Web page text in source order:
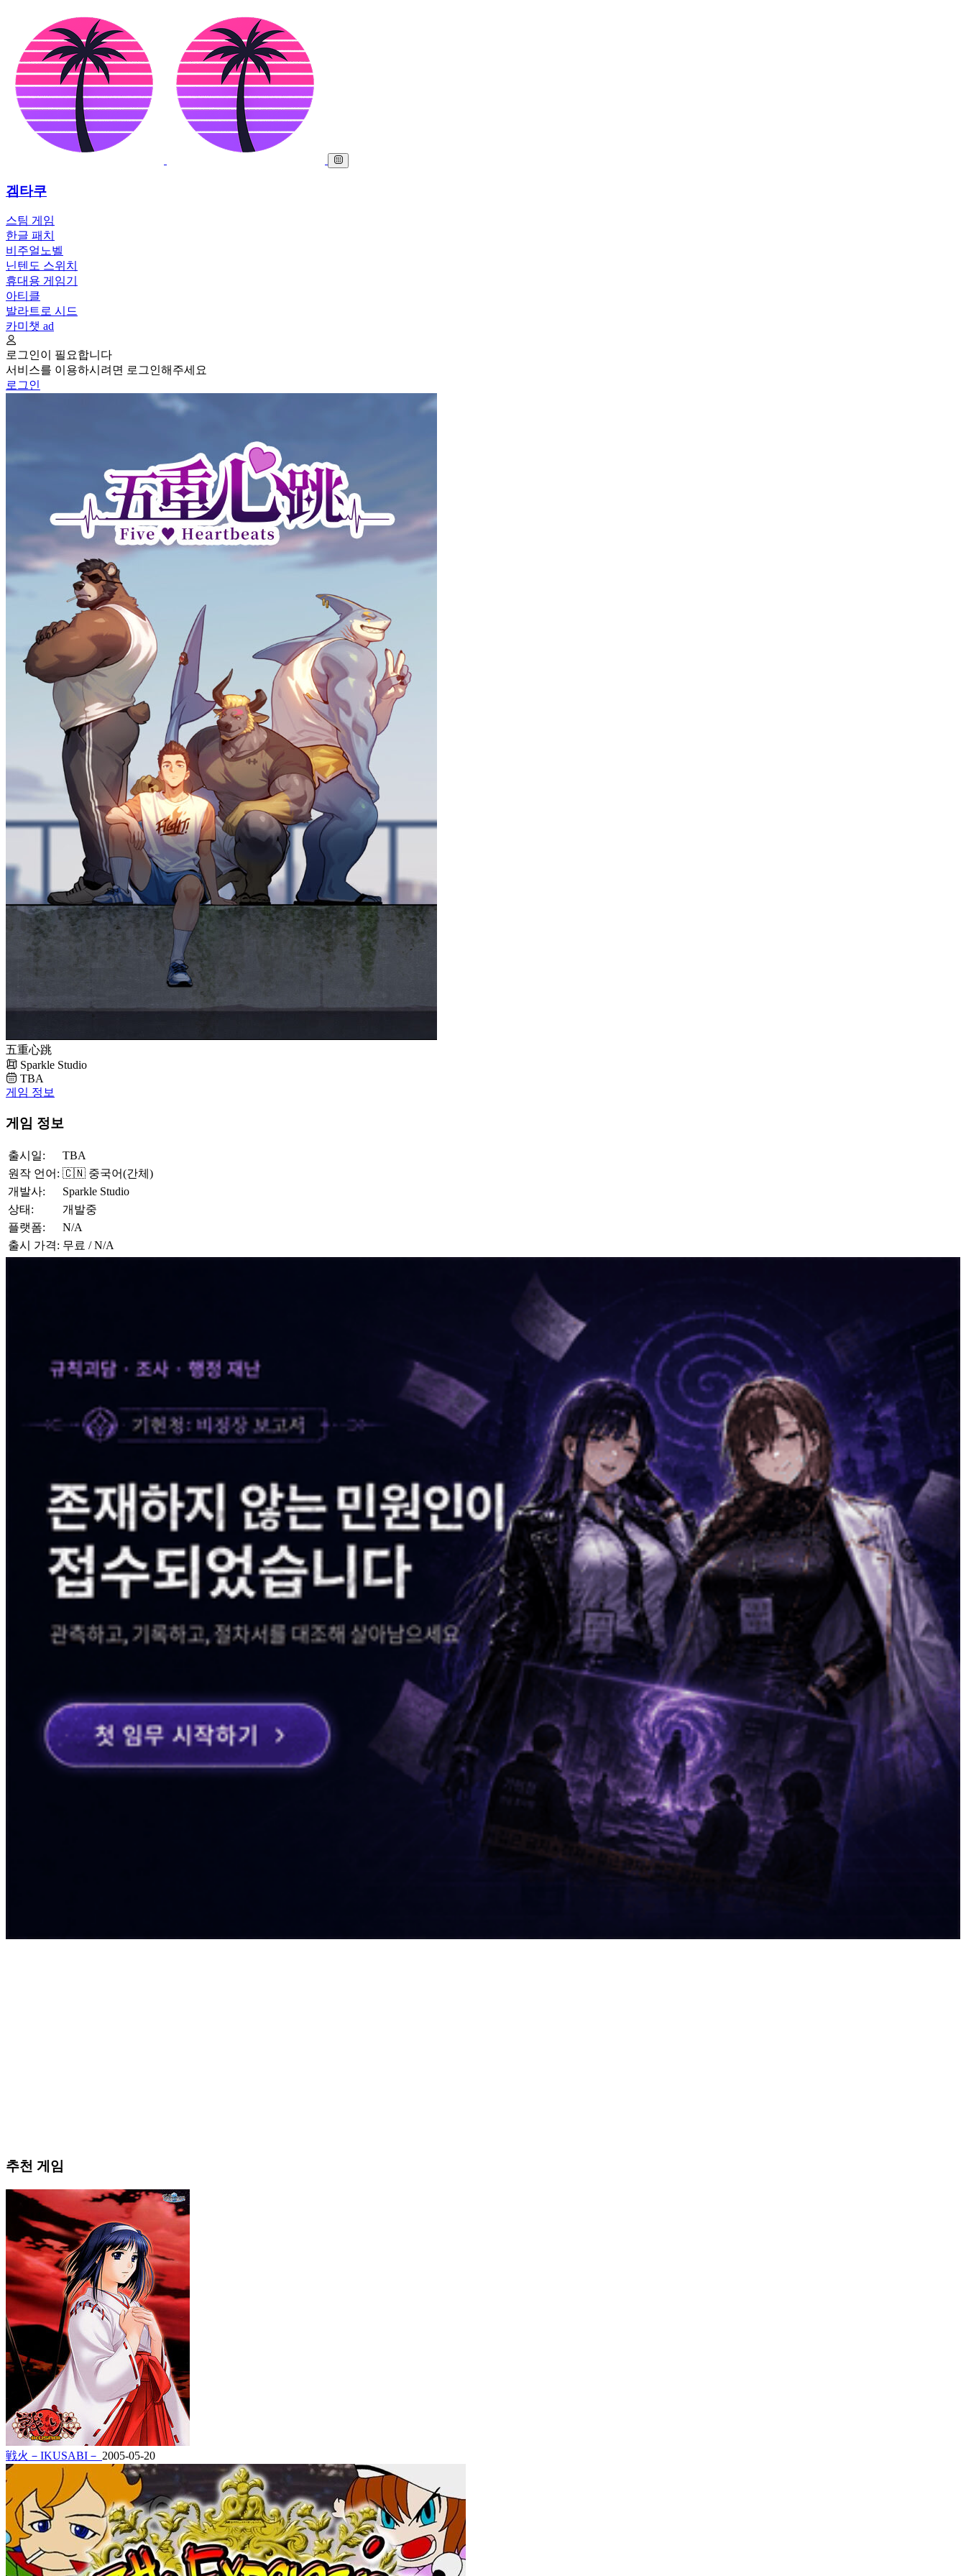
겜타쿠
스팀 게임
한글 패치
비주얼노벨
닌텐도 스위치
휴대용 게임기
아티클
발라트로 시드
카미챗 ad
로그인이 필요합니다
서비스를 이용하시려면 로그인해주세요
로그인
五重心跳
Sparkle Studio
TBA
게임 정보
게임 정보
출시일:
TBA
원작 언어: 🇨🇳 중국어(간체)
개발사:
Sparkle Studio
상태:
개발중
플랫폼:
N/A
출시 가격: 무료 / N/A
추천 게임
戦火－IKUSABI－ 2005-05-20